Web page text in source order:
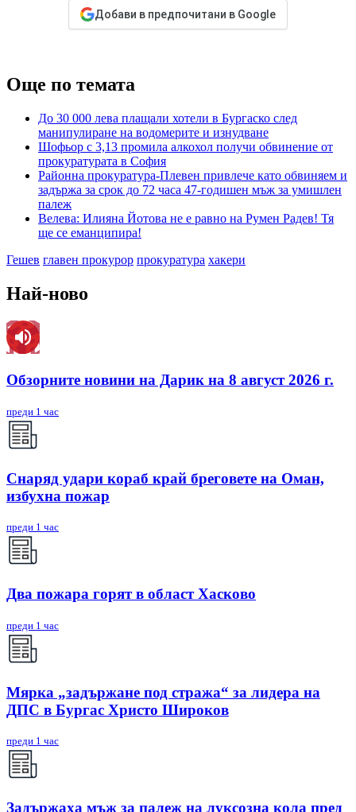
Добави в предпочитани в Google
Още по темата
До 30 000 лева плащали хотели в Бургаско след
манипулиране на водомерите и изнудване
Шофьор с 3,13 промила алкохол получи обвинение от
прокуратурата в София
Районна прокуратура-Плевен привлече като обвиняем и
задържа за срок до 72 часа 47-годишен мъж за умишлен
палеж
Велева: Илияна Йотова не е равно на Румен Радев! Тя
ще се еманципира!
Гешев главен прокурор прокуратура хакери
Най-ново
Обзорните новини на Дарик на 8 август 2026 г.
преди 1 час
Снаряд удари кораб край бреговете на Оман,
избухна пожар
преди 1 час
Два пожара горят в област Хасково
преди 1 час
Мярка „задържане под стража“ за лидера на
ДПС в Бургас Христо Широков
преди 1 час
Задържаха мъж за палеж на луксозна кола пред